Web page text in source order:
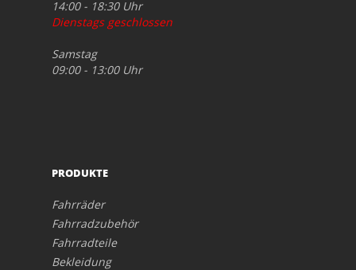
14:00 - 18:30 Uhr
Dienstags geschlossen
Samstag
09:00 - 13:00 Uhr
PRODUKTE
Fahrräder
Fahrradzubehör
Fahrradteile
Bekleidung